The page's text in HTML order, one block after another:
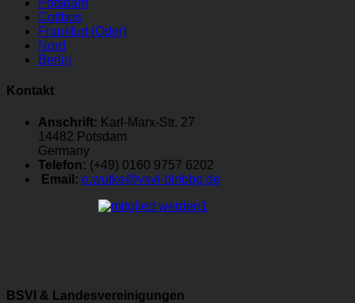
Potsdam
Cottbus
Frankfurt (Oder)
Nord
Berlin
Kontakt
Anschrift: Karl-Marx-Str. 27
14482 Potsdam
Germany
Telefon: (+49) 0160 9757 6202
Email: e.wutke@vsvi-blnbbg.de
BSVI & Landesvereinigungen